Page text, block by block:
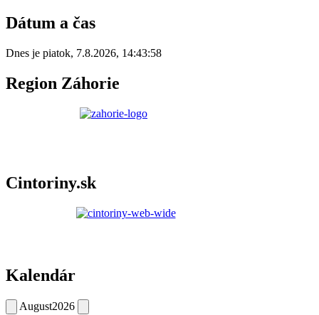
Dátum a čas
Dnes je piatok, 7.8.2026, 14:43:58
Region Záhorie
Cintoriny.sk
Kalendár
August2026